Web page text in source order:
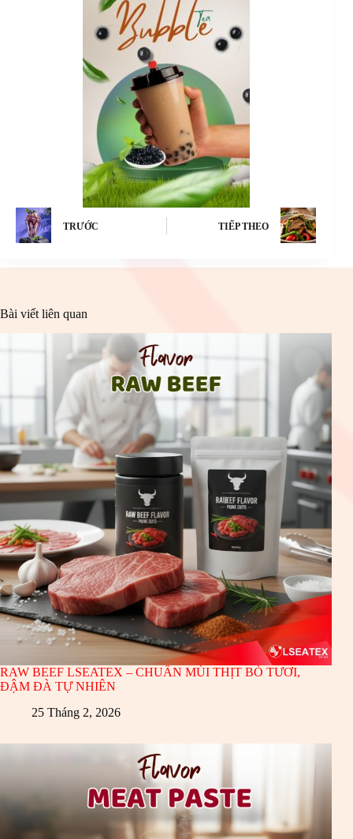
TRƯỚC TIẾP THEO
Bài viết liên quan
RAW BEEF LSEATEX – CHUẨN MÙI THỊT BÒ TƯƠI,
ĐẬM ĐÀ TỰ NHIÊN
25 Tháng 2, 2026